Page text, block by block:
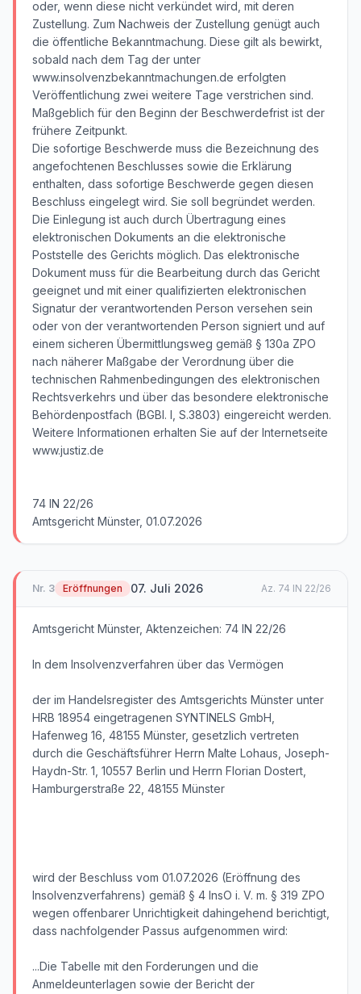
oder, wenn diese nicht verkündet wird, mit deren
Zustellung. Zum Nachweis der Zustellung genügt auch
die öffentliche Bekanntmachung. Diese gilt als bewirkt,
sobald nach dem Tag der unter
www.insolvenzbekanntmachungen.de erfolgten
Veröffentlichung zwei weitere Tage verstrichen sind.
Maßgeblich für den Beginn der Beschwerdefrist ist der
frühere Zeitpunkt.
Die sofortige Beschwerde muss die Bezeichnung des
angefochtenen Beschlusses sowie die Erklärung
enthalten, dass sofortige Beschwerde gegen diesen
Beschluss eingelegt wird. Sie soll begründet werden.
Die Einlegung ist auch durch Übertragung eines
elektronischen Dokuments an die elektronische
Poststelle des Gerichts möglich. Das elektronische
Dokument muss für die Bearbeitung durch das Gericht
geeignet und mit einer qualifizierten elektronischen
Signatur der verantwortenden Person versehen sein
oder von der verantwortenden Person signiert und auf
einem sicheren Übermittlungsweg gemäß § 130a ZPO
nach näherer Maßgabe der Verordnung über die
technischen Rahmenbedingungen des elektronischen
Rechtsverkehrs und über das besondere elektronische
Behördenpostfach (BGBl. I, S.3803) eingereicht werden.
Weitere Informationen erhalten Sie auf der Internetseite
www.justiz.de
74 IN 22/26
Amtsgericht Münster, 01.07.2026
Nr. 3 Eröffnungen 07. Juli 2026 Az. 74 IN 22/26
Amtsgericht Münster, Aktenzeichen: 74 IN 22/26
In dem Insolvenzverfahren über das Vermögen
der im Handelsregister des Amtsgerichts Münster unter
HRB 18954 eingetragenen SYNTINELS GmbH,
Hafenweg 16, 48155 Münster, gesetzlich vertreten
durch die Geschäftsführer Herrn Malte Lohaus, Joseph-
Haydn-Str. 1, 10557 Berlin und Herrn Florian Dostert,
Hamburgerstraße 22, 48155 Münster
wird der Beschluss vom 01.07.2026 (Eröffnung des
Insolvenzverfahrens) gemäß § 4 InsO i. V. m. § 319 ZPO
wegen offenbarer Unrichtigkeit dahingehend berichtigt,
dass nachfolgender Passus aufgenommen wird:
...Die Tabelle mit den Forderungen und die
Anmeldeunterlagen sowie der Bericht der